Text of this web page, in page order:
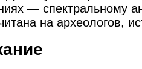
— спектральному
на археологов,